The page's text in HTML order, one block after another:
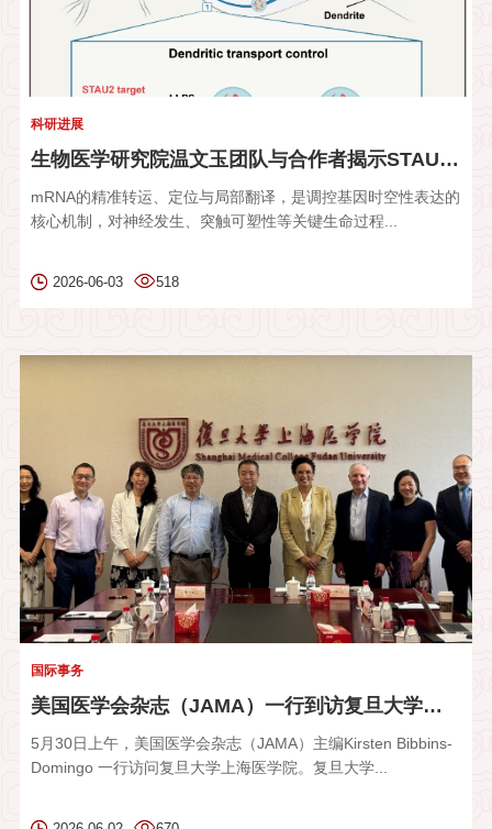
科研进展
生物医学研究院温文玉团队与合作者揭示STAU2凝聚体调控树突发育...
mRNA的精准转运、定位与局部翻译，是调控基因时空性表达的
核心机制，对神经发生、突触可塑性等关键生命过程...
2026-06-03 518
国际事务
美国医学会杂志（JAMA）一行到访复旦大学上海医学院
5月30日上午，美国医学会杂志（JAMA）主编Kirsten Bibbins-
Domingo 一行访问复旦大学上海医学院。复旦大学...